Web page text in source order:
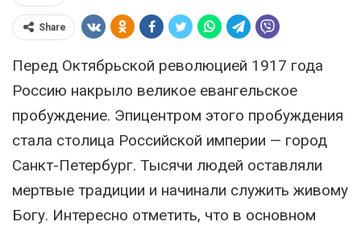
Share
Перед Октябрьской революцией 1917 года
Россию накрыло великое евангельское
пробуждение. Эпицентром этого пробуждения
стала столица Российской империи — город
Санкт-Петербург. Тысячи людей оставляли
мертвые традиции и начинали служить живому
Богу. Интересно отметить, что в основном